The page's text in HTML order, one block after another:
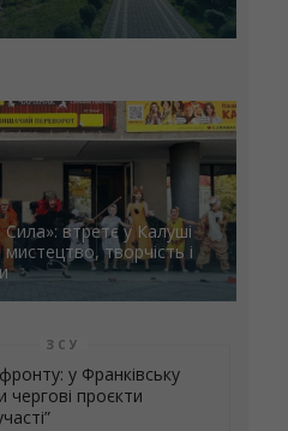
втретє у Калуші
мистецтво, творчість і
ЗСУ
у Франківську
чергові проєкти